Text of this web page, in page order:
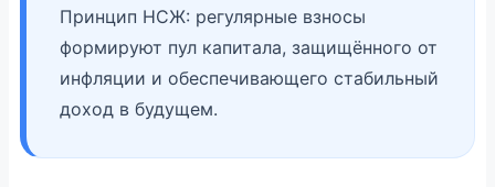
Принцип НСЖ: регулярные взносы
формируют пул капитала, защищённого от
инфляции и обеспечивающего стабильный
доход в будущем.